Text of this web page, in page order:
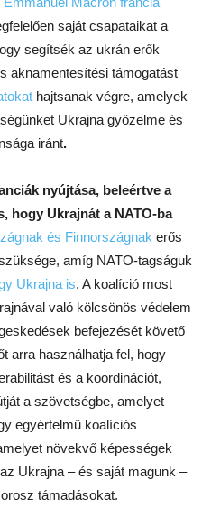
saját csapataikat a
segítsék az ukrán erők
aknamentesítési támogatást
hajtsanak végre, amelyek
Ukrajna győzelme és
iránt.
nyújtása, beleértve a
hogy Ukrajnát a NATO-ba
és Finnországnak erős
amíg NATO-tagságuk
Ukrajna is. A koalíció most
való kölcsönös védelem
befejezését követő
arra használhatja fel, hogy
és a koordinációt,
a szövetségbe, amelyet
egyértelmű koalíciós
növekvő képességek
Ukrajna – és saját magunk –
támadásokat.